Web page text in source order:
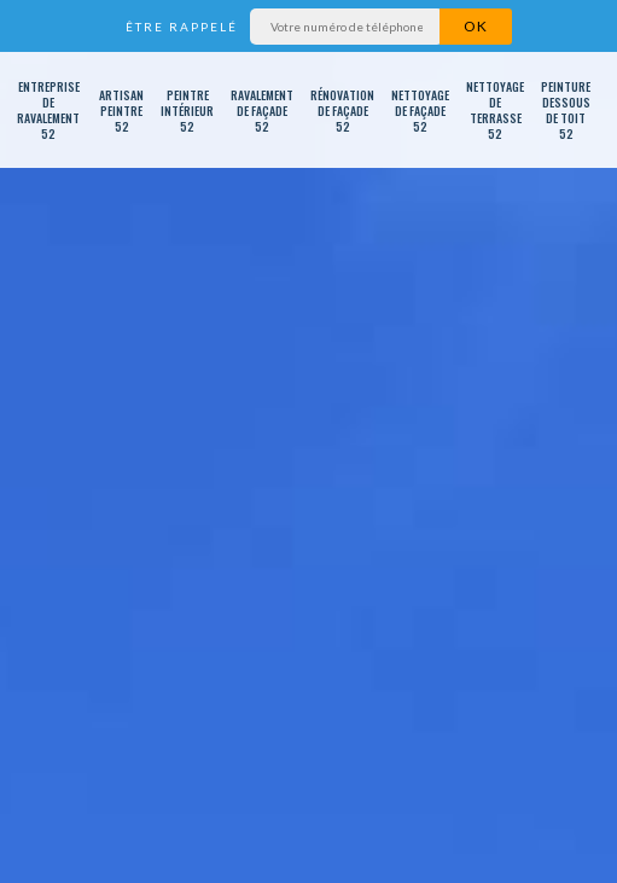
ÊTRE RAPPELÉ
ENTREPRISE
DE
RAVALEMENT
52
ARTISAN
PEINTRE
52
PEINTRE
INTÉRIEUR
52
RAVALEMENT
DE FAÇADE
52
RÉNOVATION
DE FAÇADE
52
NETTOYAGE
DE FAÇADE
52
NETTOYAGE
DE
TERRASSE
52
PEINTURE
DESSOUS
DE TOIT
52